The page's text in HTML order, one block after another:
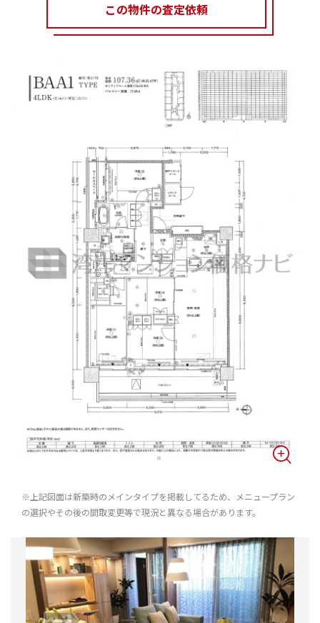
この物件の査定依頼
※上記図面は新築時のメインタイプを掲載してるため、メニュープラン
の選択やその後の間取変更等で現況と異なる場合があります。